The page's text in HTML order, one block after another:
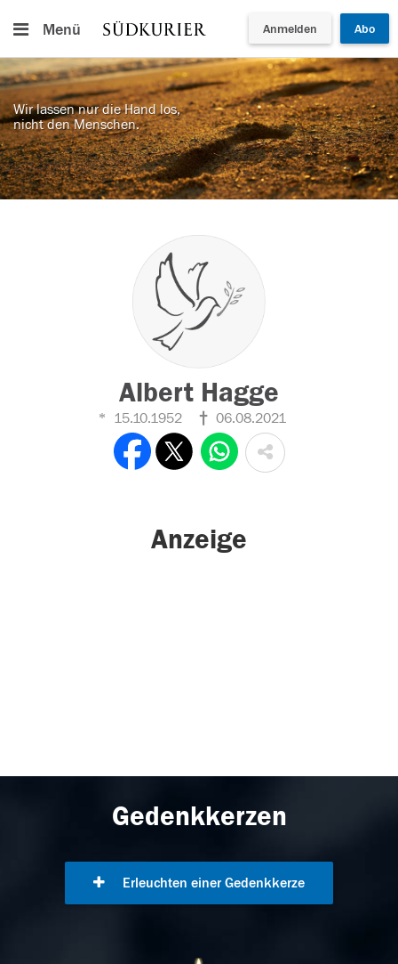
Menü Anmelden Abo
Wir lassen nur die Hand los,
nicht den Menschen.
Albert Hagge
15.10.1952 06.08.2021
Anzeige
Gedenkkerzen
Erleuchten einer Gedenkkerze